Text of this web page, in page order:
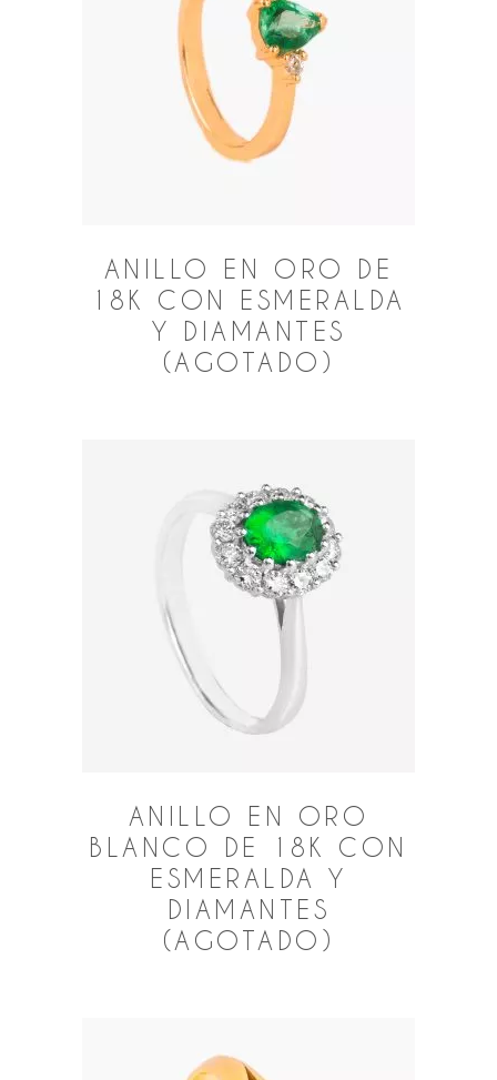
ANILLO EN ORO DE
18K CON ESMERALDA
Y DIAMANTES
(AGOTADO)
ANILLO EN ORO
BLANCO DE 18K CON
ESMERALDA Y
DIAMANTES
(AGOTADO)